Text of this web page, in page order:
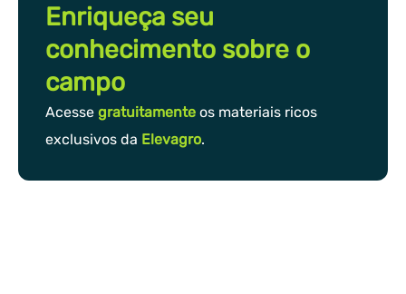
Enriqueça seu
conhecimento sobre o
campo
Acesse gratuitamente os materiais ricos
exclusivos da Elevagro.